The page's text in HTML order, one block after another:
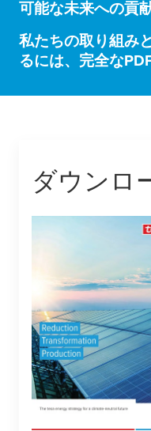
可能な未来への貢
私たちの取り組み
るには、完全な
ダウンロ